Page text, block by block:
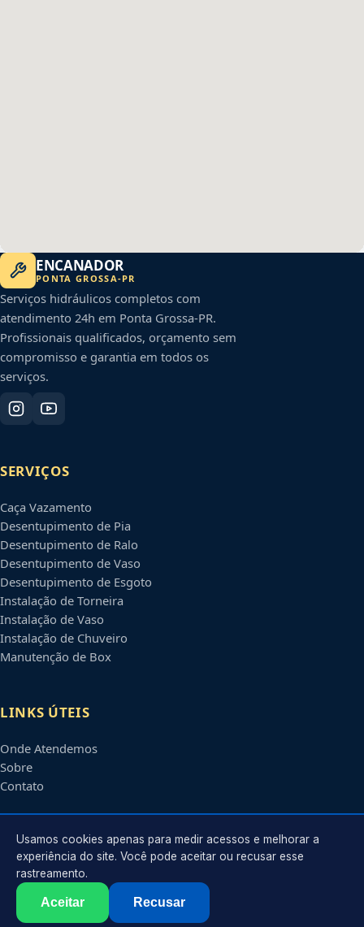
ENCANADOR
PONTA GROSSA-PR
Serviços hidráulicos completos com
atendimento 24h em Ponta Grossa-PR.
Profissionais qualificados, orçamento sem
compromisso e garantia em todos os
serviços.
SERVIÇOS
Caça Vazamento
Desentupimento de Pia
Desentupimento de Ralo
Desentupimento de Vaso
Desentupimento de Esgoto
Instalação de Torneira
Instalação de Vaso
Instalação de Chuveiro
Manutenção de Box
LINKS ÚTEIS
Onde Atendemos
Sobre
Contato
CONTATO
Atendimento em
contato@encanadorempontagrossa.com.br
2026 Encanador emPonta Grossa
. Todos os direitos reservados.
Usamos cookies apenas para medir acessos e melhorar a
experiência do site. Você pode aceitar ou recusar esse
rastreamento.
Aceitar Recusar